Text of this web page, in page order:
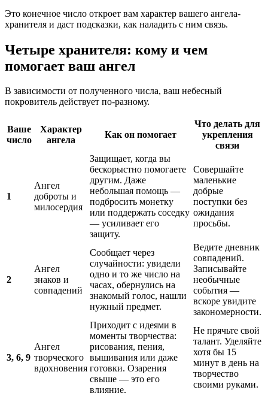
Это конечное число откроет вам характер вашего ангела-
хранителя и даст подсказки, как наладить с ним связь.
Четыре хранителя: кому и чем
помогает ваш ангел
В зависимости от полученного числа, ваш небесный
покровитель действует по-разному.
Ваше
число
Характер
ангела
Как он помогает
Что делать для
укрепления
связи
1
Ангел
доброты и
милосердия
Защищает, когда вы
бескорыстно помогаете
другим. Даже
небольшая помощь —
подбросить монетку
или поддержать соседку
— усиливает его
защиту.
Совершайте
маленькие
добрые
поступки без
ожидания
просьбы.
2
Ангел
знаков и
совпадений
Сообщает через
случайности: увидели
одно и то же число на
часах, обернулись на
знакомый голос, нашли
нужный предмет.
Ведите дневник
совпадений.
Записывайте
необычные
события —
вскоре увидите
закономерности.
3, 6, 9
Ангел
творческого
вдохновения
Приходит с идеями в
моменты творчества:
рисования, пения,
вышивания или даже
готовки. Озарения
свыше — это его
влияние.
Не прячьте свой
талант. Уделяйте
хотя бы 15
минут в день на
творчество
своими руками.